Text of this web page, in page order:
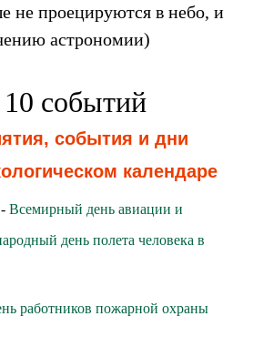
не проецируются в небо, и
астрономии)
событий
события и дни
календаре
Всемирный день авиации и
день полета человека в
работников пожарной охраны